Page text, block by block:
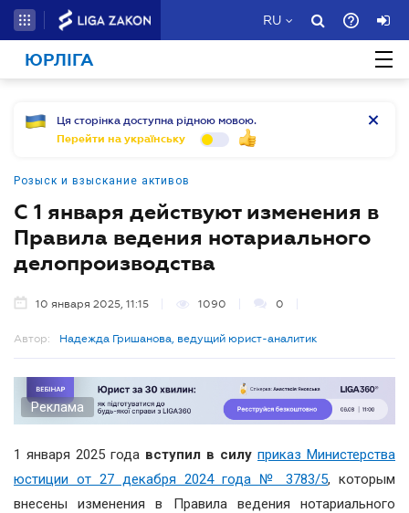
RU
ЮРЛІГА
Ця сторінка доступна рідною мовою.
Перейти на українську
Розыск и взыскание активов
С 1 января действуют изменения в
Правила ведения нотариального
делопроизводства
10 января 2025, 11:15 1090 0
Автор: Надежда Гришанова, ведущий юрист-аналитик
Реклама
1 января 2025 года вступил в силу приказ Министерства
юстиции от 27 декабря 2024 года № 3783/5, которым
внесены изменения в Правила ведения нотариального